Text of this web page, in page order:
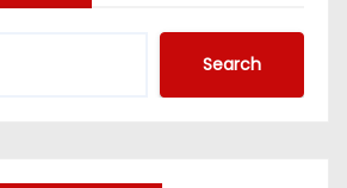
Search